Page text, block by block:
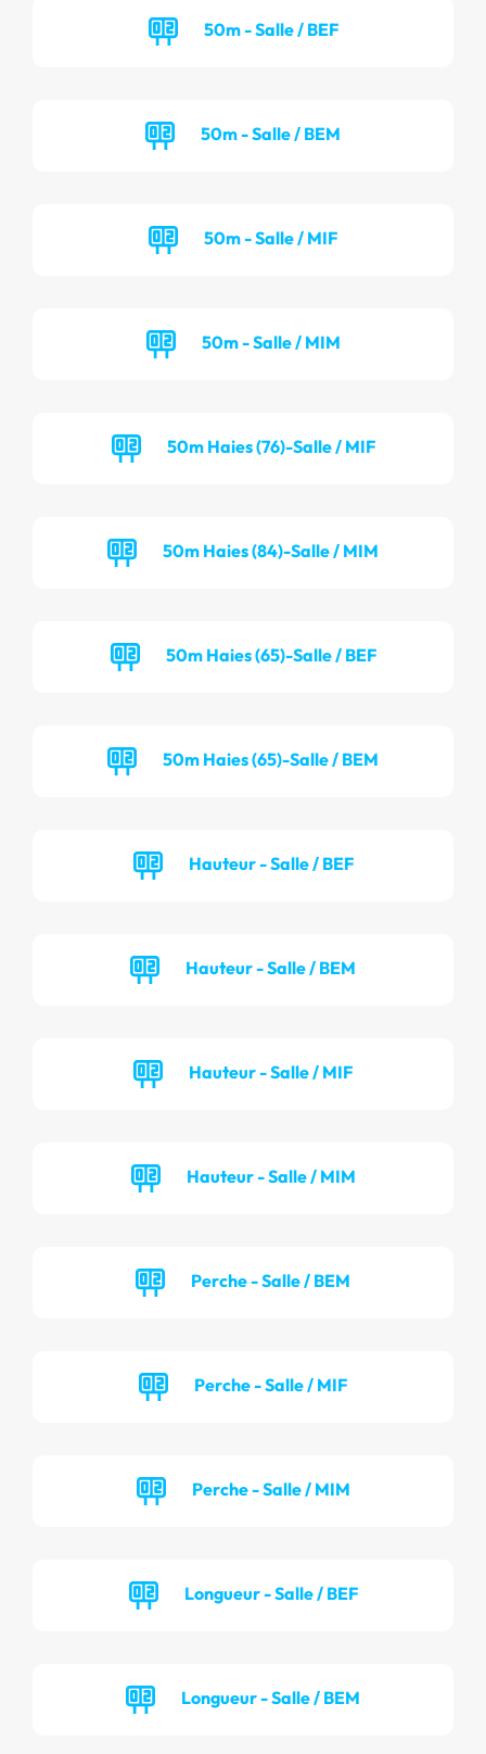
50m - Salle / BEF
50m - Salle / BEM
50m - Salle / MIF
50m - Salle / MIM
50m Haies (76)-Salle / MIF
50m Haies (84)-Salle / MIM
50m Haies (65)-Salle / BEF
50m Haies (65)-Salle / BEM
Hauteur - Salle / BEF
Hauteur - Salle / BEM
Hauteur - Salle / MIF
Hauteur - Salle / MIM
Perche - Salle / BEM
Perche - Salle / MIF
Perche - Salle / MIM
Longueur - Salle / BEF
Longueur - Salle / BEM